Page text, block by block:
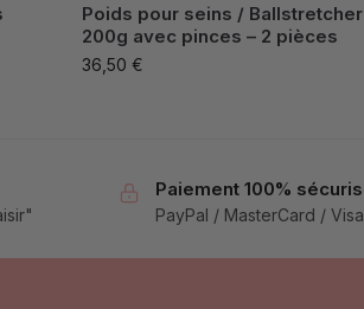
Poids pour seins / Ballstretcher
200g avec pinces – 2 pièces
36,50€
Paiement 100%
PayPal / MasterCard / Visa